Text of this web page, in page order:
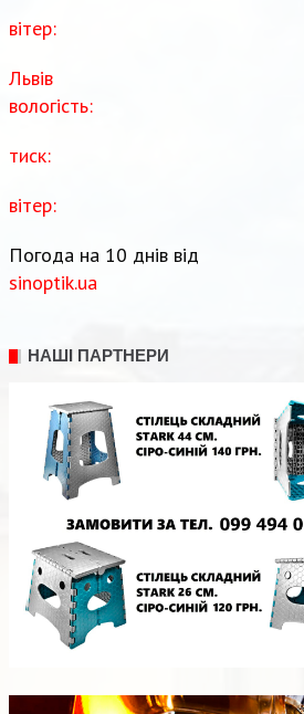
вітер:
Львів
вологість:
тиск:
вітер:
Погода на 10 днів від
sinoptik.ua
НАШІ ПАРТНЕРИ